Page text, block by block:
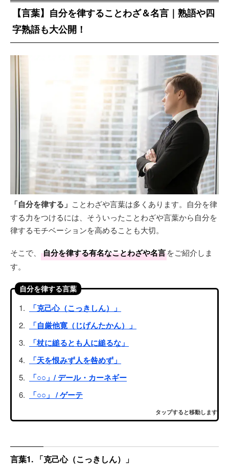
【言葉】自分を律することわざ＆名言｜熟語や四
字熟語も大公開！
「自分を律する」 ことわざや言葉は多くあります。自分を律
する力をつけるには、そういったことわざや言葉から自分を
律するモチベーションを高めることも大切。
そこで、 自分を律する有名なことわざや名言をご紹介しま
す。
自分を律する言葉
「克己心（こっきしん）」
「自厳他寛（じげんたかん）」
「杖に縋るとも人に縋るな」
「天を恨みず人を咎めず」
「○○」/ デール・カーネギー
「○○」 / ゲーテ
タップすると移動します
言葉1. 「克己心（こっきしん）」